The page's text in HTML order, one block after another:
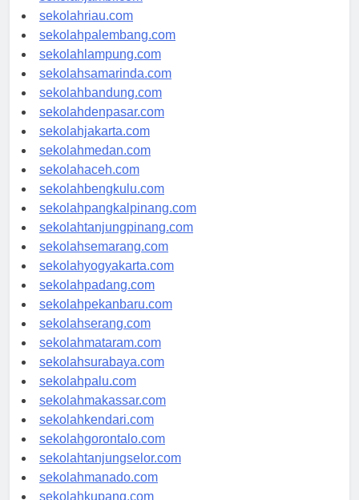
sekolahjambi.com
sekolahriau.com
sekolahpalembang.com
sekolahlampung.com
sekolahsamarinda.com
sekolahbandung.com
sekolahdenpasar.com
sekolahjakarta.com
sekolahmedan.com
sekolahaceh.com
sekolahbengkulu.com
sekolahpangkalpinang.com
sekolahtanjungpinang.com
sekolahsemarang.com
sekolahyogyakarta.com
sekolahpadang.com
sekolahpekanbaru.com
sekolahserang.com
sekolahmataram.com
sekolahsurabaya.com
sekolahpalu.com
sekolahmakassar.com
sekolahkendari.com
sekolahgorontalo.com
sekolahtanjungselor.com
sekolahmanado.com